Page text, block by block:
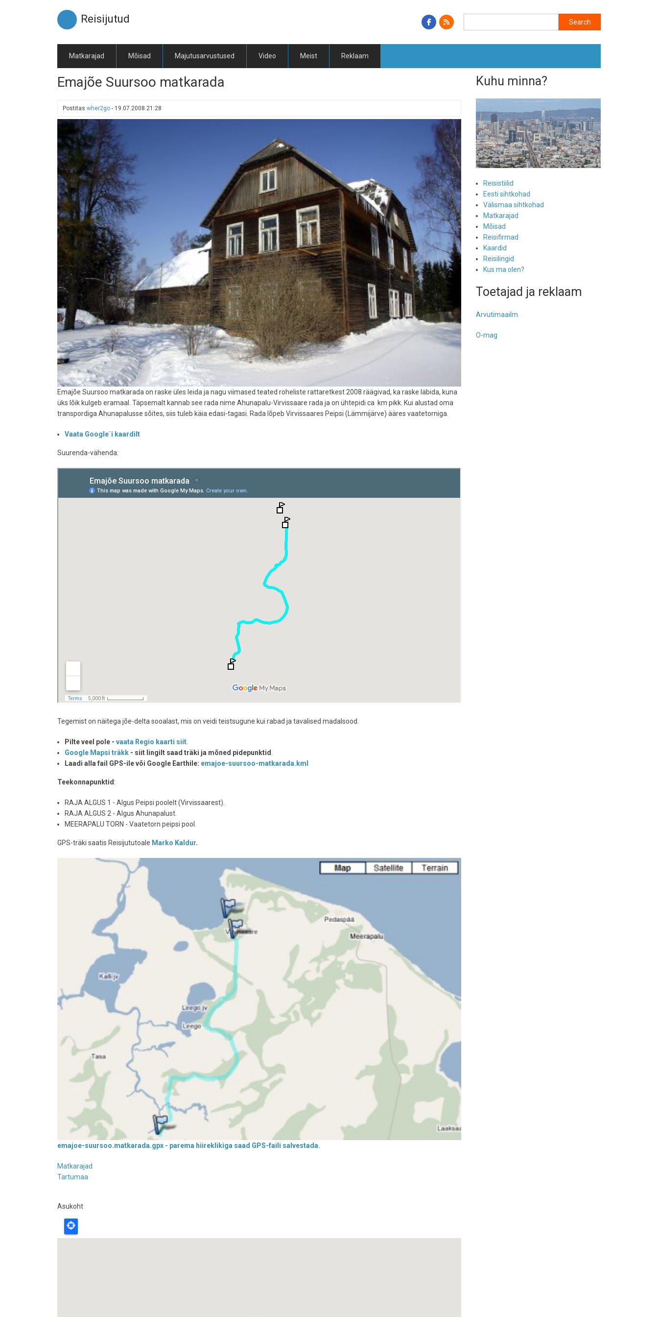
Reisijutud
Matkarajad Mõisad Majutusarvustused Video Meist Reklaam
Emajõe Suursoo matkarada
Postitas wher2go - 19.07.2008 21:28
Emajõe Suursoo matkarada on raske üles leida ja nagu viimased teated roheliste rattaretkest 2008 räägivad, ka raske läbida, kuna
üks lõik kulgeb eramaal. Täpsemalt kannab see rada nime Ahunapalu-Virvissaare rada ja on ühtepidi ca km pikk. Kui alustad oma
transpordiga Ahunapalusse sõites, siis tuleb käia edasi-tagasi. Rada lõpeb Virvissaares Peipsi (Lämmijärve) ääres vaatetorniga.
Vaata Google´i kaardilt
Suurenda-vähenda:
Tegemist on näitega jõe-delta sooalast, mis on veidi teistsugune kui rabad ja tavalised madalsood.
Pilte veel pole - vaata Regio kaarti siit.
Google Mapsi träkk - siit lingilt saad träki ja mõned pidepunktid.
Laadi alla fail GPS-ile või Google Earthile: emajoe-suursoo-matkarada.kml
Teekonnapunktid:
RAJA ALGUS 1 - Algus Peipsi poolelt (Virvissaarest).
RAJA ALGUS 2 - Algus Ahunapalust.
MEERAPALU TORN - Vaatetorn peipsi pool.
GPS-träki saatis Reisijututoale Marko Kaldur.
emajoe-suursoo.matkarada.gpx - parema hiireklikiga saad GPS-faili salvestada.
Matkarajad
Tartumaa
Asukoht
Kuhu minna?
Reisistiilid
Eesti sihtkohad
Välismaa sihtkohad
Matkarajad
Mõisad
Reisifirmad
Kaardid
Reisilingid
Kus ma olen?
Toetajad ja reklaam
Arvutimaailm
O-mag